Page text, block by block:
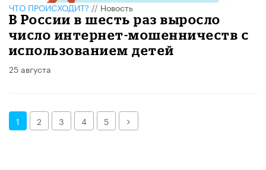
ЧТО ПРОИСХОДИТ?//Новость
В России в шесть раз выросло
число интернет-мошенничеств с
использованием детей
25 августа
1 2 3 4 5 Далее